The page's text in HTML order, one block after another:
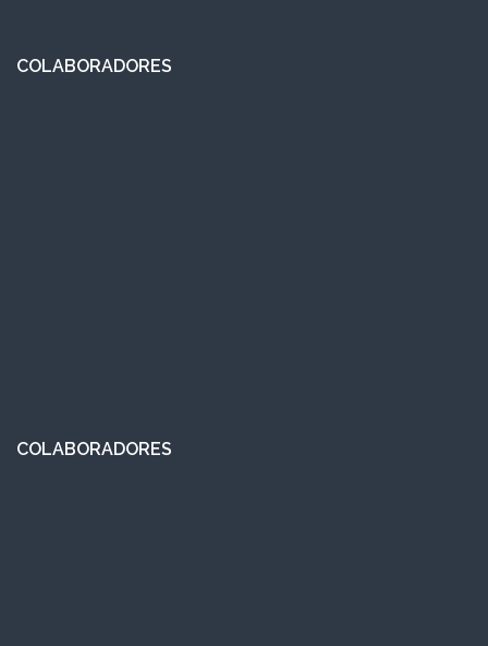
COLABORADORES
COLABORADORES